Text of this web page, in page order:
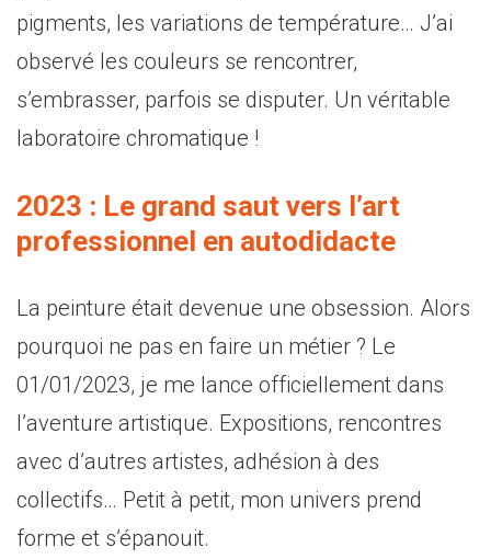
pigments, les variations de température… J’ai
observé les couleurs se rencontrer,
s’embrasser, parfois se disputer. Un véritable
laboratoire chromatique !
2023 : Le grand saut vers l’art
professionnel en autodidacte
La peinture était devenue une obsession. Alors
pourquoi ne pas en faire un métier ? Le
01/01/2023, je me lance officiellement dans
l’aventure artistique. Expositions, rencontres
avec d’autres artistes, adhésion à des
collectifs… Petit à petit, mon univers prend
forme et s’épanouit.